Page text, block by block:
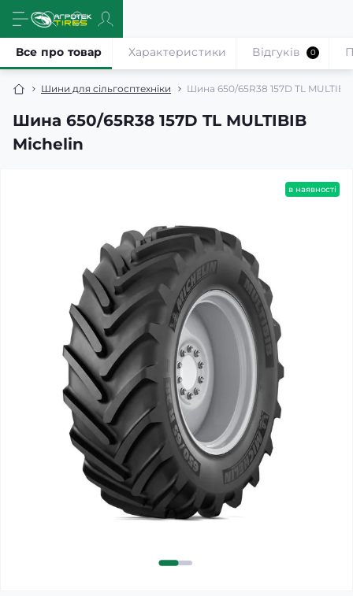
Шини для сільгосптехніки Шина 650/65R38 157D TL
Шина 650/65R38 157D TL MULTIBIB
Michelin
Все про товар Характеристики Відгуків 0
в наявності